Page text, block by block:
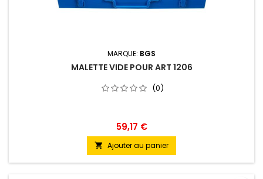
MARQUE: BGS
MALETTE VIDE POUR ART 1206
(0)
59,17 €
 Ajouter au panier